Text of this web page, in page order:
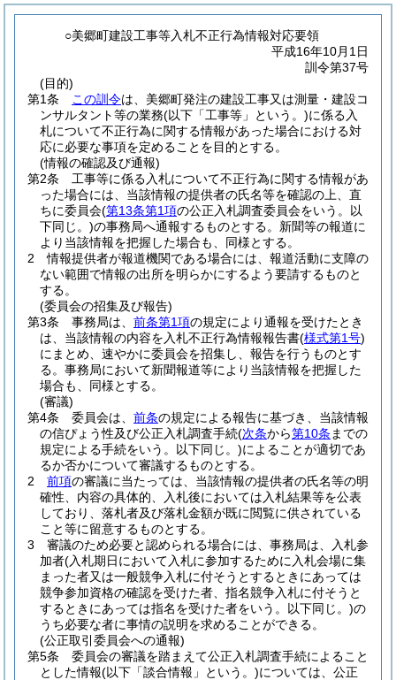
○美郷町建設工事等入札不正行為情報対応要領
平成16年10月1日
訓令第37号
(目的)
第1条
この訓令は、美郷町発注の建設工事又は測量・建設コ
ンサルタント等の業務(以下「工事等」という。)に係る入
札について不正行為に関する情報があった場合における対
応に必要な事項を定めることを目的とする。
(情報の確認及び通報)
第2条
工事等に係る入札について不正行為に関する情報があ
った場合には、当該情報の提供者の氏名等を確認の上、直
ちに委員会(第13条第1項の公正入札調査委員会をいう。以
下同じ。)の事務局へ通報するものとする。 新聞等の報道に
より当該情報を把握した場合も、同様とする。
2
情報提供者が報道機関である場合には、報道活動に支障の
ない範囲で情報の出所を明らかにするよう要請するものと
する。
(委員会の招集及び報告)
第3条
事務局は、 前条第1項の規定により通報を受けたとき
は、当該情報の内容を入札不正行為情報報告書(様式第1号)
にまとめ、速やかに委員会を招集し、報告を行うものとす
る。 事務局において新聞報道等により当該情報を把握した
場合も、同様とする。
(審議)
第4条
委員会は、 前条の規定による報告に基づき、当該情報
の信ぴょう性及び公正入札調査手続(次条から第10条 までの
規定による手続をいう。以下同じ。)によることが適切であ
るか否かについて審議するものとする。
2
前項の審議に当たっては、当該情報の提供者の氏名等の明
確性、内容の具体的、入札後においては入札結果等を公表
しており、落札者及び落札金額が既に閲覧に供されている
こと等に留意するものとする。
3
審議のため必要と認められる場合には、事務局は、入札参
加者(入札期日において入札に参加するために入札会場に集
まった者又は一般競争入札に付そうとするときにあっては
競争参加資格の確認を受けた者、指名競争入札に付そうと
するときにあっては指名を受けた者をいう。以下同じ。)の
うち必要な者に事情の説明を求めることができる。
(公正取引委員会への通報)
第5条
委員会の審議を踏まえて公正入札調査手続によること
とした情報(以下「談合情報」という。)については、公正